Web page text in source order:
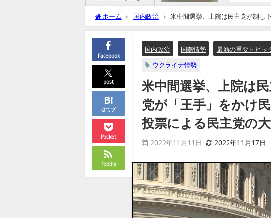
ホーム 国内政治
米中間選挙、上院は民主党が制し
み」ー郵便投票による民主党の大規模不正選挙を暴け
Facebook
post
はてブ
Pocket
Feedly
国内政治 国際情勢 最新の重要トピッ
ウクライナ情勢
米中間選挙、上院は
党が「王手」をかけ
投票による民主党の
2022年11月11日 2022年11月17日